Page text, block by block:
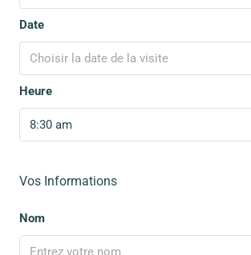
Date
Choisir la date de la visite
Heure
8:30 am
Vos Informations
Nom